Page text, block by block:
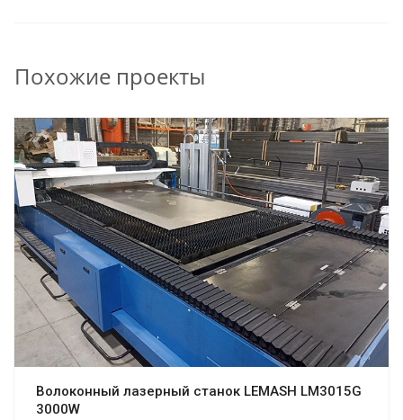
Похожие проекты
Волоконный лазерный станок LEMASH LM3015G
3000W